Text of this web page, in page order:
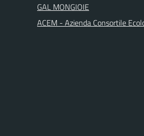
GAL MONGIOIE
ACEM - Azienda Consortile